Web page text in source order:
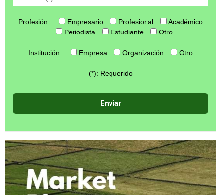
Profesión: Empresario Profesional
Académico
Periodista
Estudiante Otro
Institución: Empresa Organización Otro
(*): Requerido